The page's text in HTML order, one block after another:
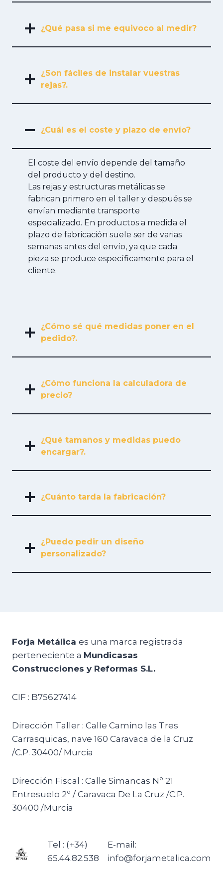
¿Qué pasa si me equivoco al medir?
¿Son fáciles de instalar vuestras
rejas?.
¿Cuál es el coste y plazo de envío?
El coste del envío depende del tamaño
del producto y del destino.
Las rejas y estructuras metálicas se
fabrican primero en el taller y después se
envían mediante transporte
especializado. En productos a medida el
plazo de fabricación suele ser de varias
semanas antes del envío, ya que cada
pieza se produce específicamente para el
cliente.
¿Cómo sé qué medidas poner en el
pedido?.
¿Cómo funciona la calculadora de
precio?
¿Qué tamaños y medidas puedo
encargar?.
¿Cuánto tarda la fabricación?
¿Puedo pedir un diseño
personalizado?
Forja Metálica es una marca registrada
perteneciente a Mundicasas
Construcciones y Reformas S.L.
CIF : B75627414
Dirección Taller : Calle Camino las Tres
Carrasquicas, nave 160 Caravaca de la Cruz
/C.P. 30400/ Murcia
Dirección Fiscal : Calle Simancas Nº 21
Entresuelo 2º / Caravaca De La Cruz /C.P.
30400 /Murcia
Tel : (+34)
65.44.82.538
E-mail:
info@forjametalica.com